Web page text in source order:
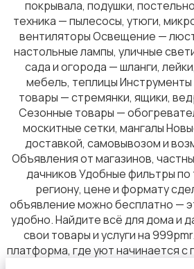
покрывала, подушки,
техника — пылесосы, утюги,
вентиляторы Освещение —
настольные лампы, уличные
сада и огорода — шланги,
мебель, теплицы Инструменты
товары — стремянки, ящики,
Сезонные товары —
москитные сетки, мангалы
доставкой, самовывозом и
Объявления от магазинов,
дачников Удобные фильтры по
региону, цене и формату
объявление можно бесплатно —
удобно. Найдите всё для дома и
свои товары и услуги на
платформа, где уют начинается с